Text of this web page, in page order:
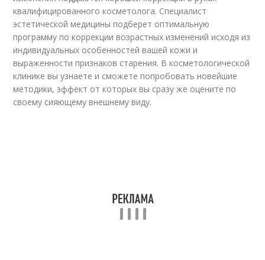
квалифицированного косметолога. Специалист
эстетической медицины подберет оптимальную
программу по коррекции возрастных изменений исходя из
индивидуальных особенностей вашей кожи и
выраженности признаков старения. В косметологической
клинике вы узнаете и сможете попробовать новейшие
методики, эффект от которых вы сразу же оцените по
своему сияющему внешнему виду.